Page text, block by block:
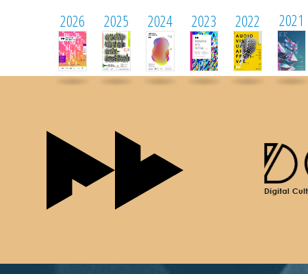
2026 2025 2024 2023 2022 2021